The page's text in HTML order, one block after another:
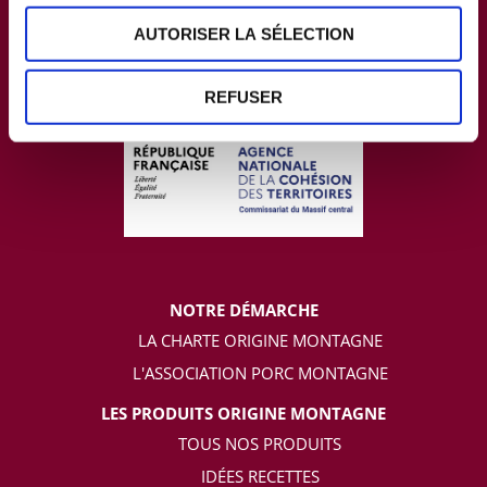
AUTORISER LA SÉLECTION
REFUSER
NOTRE DÉMARCHE
LA CHARTE ORIGINE MONTAGNE
L'ASSOCIATION PORC MONTAGNE
LES PRODUITS ORIGINE MONTAGNE
TOUS NOS PRODUITS
IDÉES RECETTES